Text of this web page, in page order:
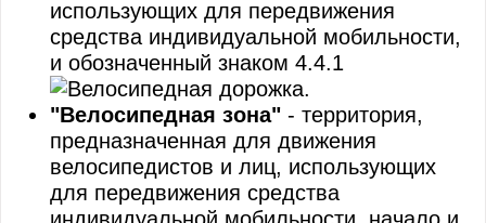
использующих для передвижения
средства индивидуальной мобильности,
и обозначенный знаком 4.4.1
.
"Велосипедная зона" - территория,
предназначенная для движения
велосипедистов и лиц, использующих
для передвижения средства